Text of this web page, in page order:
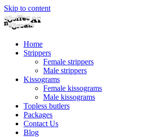
Skip to content
Home
Strippers
Female strippers
Male strippers
Kissograms
Female kissograms
Male kissograms
Topless butlers
Packages
Contact Us
Blog